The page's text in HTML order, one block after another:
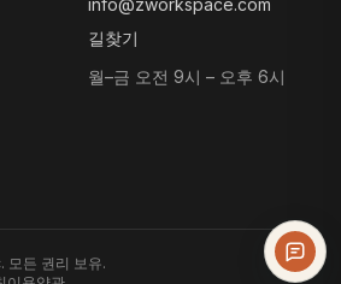
info@zworkspace.com
길찾기
월–금 오전 9시 – 오후 6시
든 권리 보유.